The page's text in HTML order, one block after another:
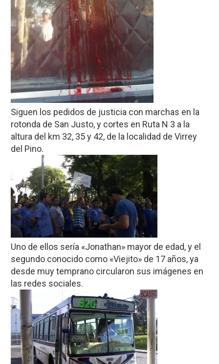
Siguen los pedidos de justicia con marchas en la
rotonda de San Justo, y cortes en Ruta N 3 a la
altura del km 32, 35 y 42, de la localidad de Virrey
del Pino.
Uno de ellos sería «Jonathan» mayor de edad, y el
segundo conocido como «Viejito» de 17 años, ya
desde muy temprano circularon sus imágenes en
las redes sociales.